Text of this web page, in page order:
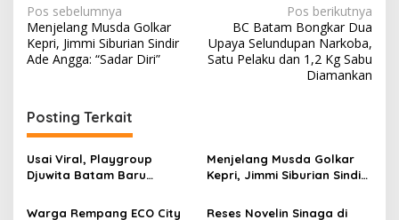
N
a
v
g
a
s
i
Pos sebelumnya
Menjelang Musda Golkar
Kepri, Jimmi Siburian Sindir
Ade Angga: “Sadar Diri”
Pos berikutnya
BC Batam Bongkar Dua
Upaya Selundupan Narkoba,
Satu Pelaku dan 1,2 Kg Sabu
Diamankan
Posting Terkait
Usai Viral, Playgroup
Djuwita Batam Baru
Menjelang Musda Golkar
Kepri, Jimmi Siburian Sindir
Warga Rempang ECO City
Reses Novelin Sinaga di